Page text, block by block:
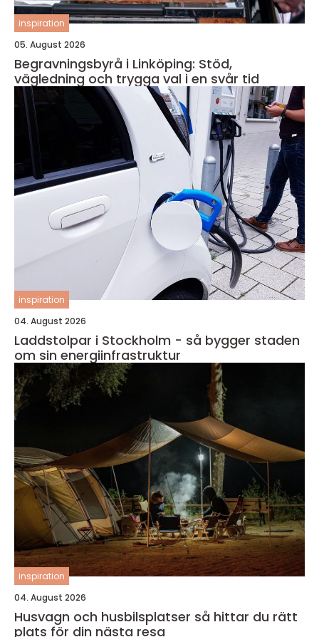
inspiration
05. August 2026
Begravningsbyrå i Linköping: Stöd,
vägledning och trygga val i en svår tid
inspiration
04. August 2026
Laddstolpar i Stockholm - så bygger staden
om sin energiinfrastruktur
inspiration
04. August 2026
Husvagn och husbilsplatser så hittar du rätt
plats för din nästa resa